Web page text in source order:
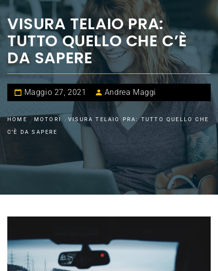
VISURA TELAIO PRA:
TUTTO QUELLO CHE C’È
DA SAPERE
Maggio 27, 2021 Andrea Maggi
HOME MOTORI
VISURA TELAIO PRA: TUTTO QUELLO CHE
C’È DA SAPERE